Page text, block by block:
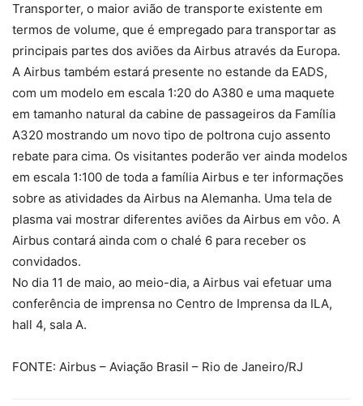
Transporter, o maior avião de transporte existente em
termos de volume, que é empregado para transportar as
principais partes dos aviões da Airbus através da Europa.
A Airbus também estará presente no estande da EADS,
com um modelo em escala 1:20 do A380 e uma maquete
em tamanho natural da cabine de passageiros da Família
A320 mostrando um novo tipo de poltrona cujo assento
rebate para cima. Os visitantes poderão ver ainda modelos
em escala 1:100 de toda a família Airbus e ter informações
sobre as atividades da Airbus na Alemanha. Uma tela de
plasma vai mostrar diferentes aviões da Airbus em vôo. A
Airbus contará ainda com o chalé 6 para receber os
convidados.
No dia 11 de maio, ao meio-dia, a Airbus vai efetuar uma
conferência de imprensa no Centro de Imprensa da ILA,
hall 4, sala A.
FONTE: Airbus – Aviação Brasil – Rio de Janeiro/RJ